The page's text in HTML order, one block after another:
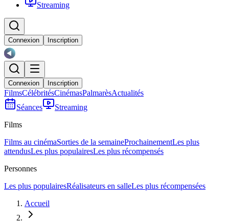
Streaming
Connexion Inscription
Connexion Inscription
FilmsCélébritésCinémasPalmarèsActualités
Séances
Streaming
Films
Films au cinémaSorties de la semaineProchainementLes plus
attendusLes plus populairesLes plus récompensés
Personnes
Les plus populairesRéalisateurs en salleLes plus récompensées
Accueil